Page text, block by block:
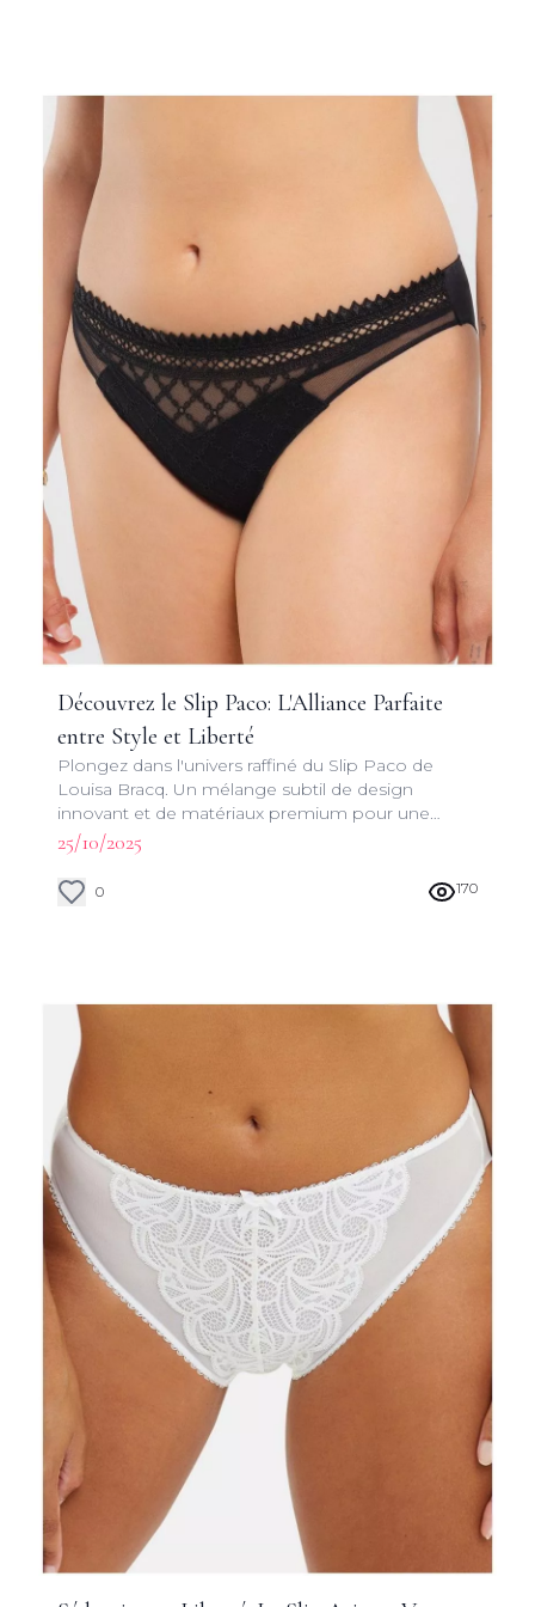
Découvrez le Slip Paco: L'Alliance Parfaite
entre Style et Liberté
Plongez dans l'univers raffiné du Slip Paco de
Louisa Bracq. Un mélange subtil de design
innovant et de matériaux premium pour une
expérience intime incomparable.
25/10/2025
0 170